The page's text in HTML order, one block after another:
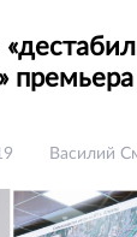
Василий